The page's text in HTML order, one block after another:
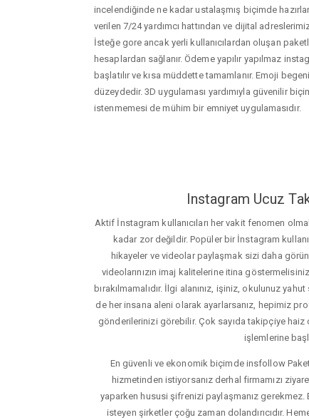
incelendiğinde ne kadar ustalaşmış biçimde
verilen 7/24 yardımcı hattından ve dijital
İsteğe gore ancak yerli kullanıcılardan oluşan
hesaplardan sağlanır. Ödeme yapılır yapılmaz
başlatılır ve kısa müddette tamamlanır. Emoji
düzeydedir. 3D uygulaması yardımıyla güvenilir
istenmemesi de mühim bir emniyet uygulamasıdır.
Instagram Ucuz
Aktif İnstagram kullanıcıları her vakit fenomen
kadar zor değildir. Popüler bir İnstagram
hikayeler ve videolar paylaşmak sizi daha
videolarınızın imaj kalitelerine itina
bırakılmamalıdır. İlgi alanınız, işiniz, okulunuz
de her insana aleni olarak ayarlarsanız, hepimiz
gönderilerinizi görebilir. Çok sayıda takipçiye
işlemlerine
En güvenli ve ekonomik biçimde insfollow
hizmetinden istiyorsanız derhal firmamızı
yaparken hususi şifrenizi paylaşmanız
isteyen şirketler çoğu zaman dolandırıcıdır.